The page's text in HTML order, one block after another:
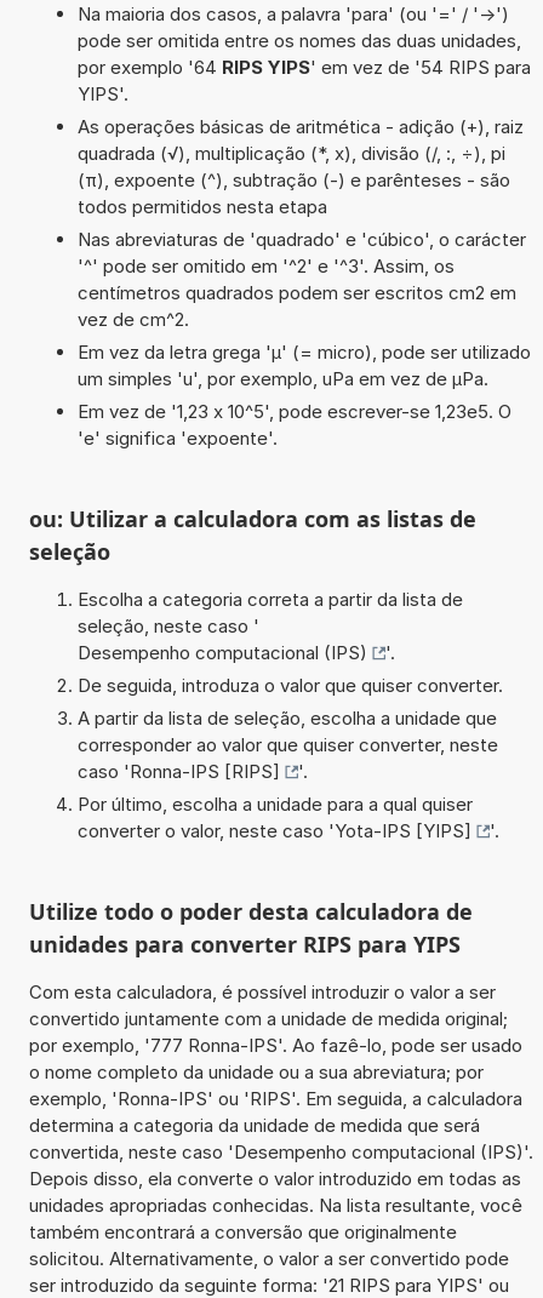
Na maioria dos casos, a palavra 'para' (ou '=' / '->')
pode ser omitida entre os nomes das duas unidades,
por exemplo '64 RIPS YIPS' em vez de '54 RIPS para
YIPS'.
As operações básicas de aritmética - adição (+), raiz
quadrada (√), multiplicação (*, x), divisão (/, :, ÷), pi
(π), expoente (^), subtração (-) e parênteses - são
todos permitidos nesta etapa
Nas abreviaturas de 'quadrado' e 'cúbico', o carácter
'^' pode ser omitido em '^2' e '^3'. Assim, os
centímetros quadrados podem ser escritos cm2 em
vez de cm^2.
Em vez da letra grega 'µ' (= micro), pode ser utilizado
um simples 'u', por exemplo, uPa em vez de µPa.
Em vez de '1,23 x 10^5', pode escrever-se 1,23e5. O
'e' significa 'expoente'.
ou: Utilizar a calculadora com as listas de
seleção
Escolha a categoria correta a partir da lista de
seleção, neste caso '
Desempenho computacional (IPS)
'.
De seguida, introduza o valor que quiser converter.
A partir da lista de seleção, escolha a unidade que
corresponder ao valor que quiser converter, neste
caso 'Ronna-IPS [RIPS]
'.
Por último, escolha a unidade para a qual quiser
converter o valor, neste caso 'Yota-IPS [YIPS] '.
Utilize todo o poder desta calculadora de
unidades para converter RIPS para YIPS
Com esta calculadora, é possível introduzir o valor a ser
convertido juntamente com a unidade de medida original;
por exemplo, '777 Ronna-IPS'. Ao fazê-lo, pode ser usado
o nome completo da unidade ou a sua abreviatura; por
exemplo, 'Ronna-IPS' ou 'RIPS'. Em seguida, a calculadora
determina a categoria da unidade de medida que será
convertida, neste caso 'Desempenho computacional (IPS)'.
Depois disso, ela converte o valor introduzido em todas as
unidades apropriadas conhecidas. Na lista resultante, você
também encontrará a conversão que originalmente
solicitou. Alternativamente, o valor a ser convertido pode
ser introduzido da seguinte forma: '21 RIPS para YIPS' ou